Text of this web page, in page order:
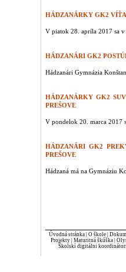
HÁDZANÁRKY GK2
V piatok 28. apríla 2017 sa
HÁDZANÁRI GK2
Hádzanári Gymnázia
HÁDZANÁRKY GK2
PREŠOVE
V pondelok 20. marca 2017
HÁDZANÁRI GK2
PREŠOVE
Hádzaná má na Gymnáziu
Úvodná stránka| O škole|
Projekty| Maturitná škúška|
Školskí digitálni